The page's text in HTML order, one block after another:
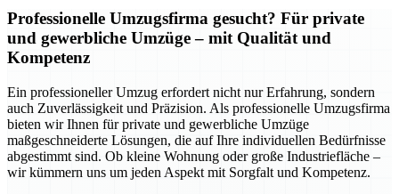
Professionelle Umzugsfirma gesucht? Für private
und gewerbliche Umzüge – mit Qualität und
Kompetenz
Ein professioneller Umzug erfordert nicht nur Erfahrung, sondern
auch Zuverlässigkeit und Präzision. Als professionelle Umzugsfirma
bieten wir Ihnen für private und gewerbliche Umzüge
maßgeschneiderte Lösungen, die auf Ihre individuellen Bedürfnisse
abgestimmt sind. Ob kleine Wohnung oder große Industriefläche –
wir kümmern uns um jeden Aspekt mit Sorgfalt und Kompetenz.